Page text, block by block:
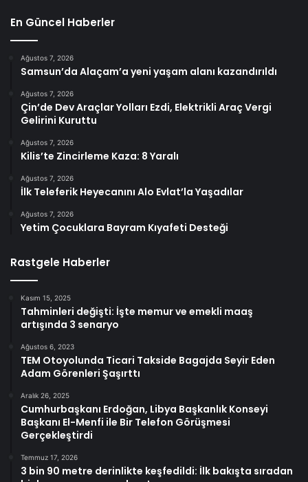
En Güncel Haberler
Ağustos 7, 2026
Samsun’da Alaçam’a yeni yaşam alanı kazandırıldı
Ağustos 7, 2026
Çin’de Dev Araçlar Yolları Ezdi, Elektrikli Araç Vergi
Gelirini Kuruttu
Ağustos 7, 2026
Kilis’te Zincirleme Kaza: 8 Yaralı
Ağustos 7, 2026
İlk Teleferik Heyecanını Alo Evlat’la Yaşadılar
Ağustos 7, 2026
Yetim Çocuklara Bayram Kıyafeti Desteği
Rastgele Haberler
Kasım 15, 2025
Tahminleri değişti: İşte memur ve emekli maaş
artışında 3 senaryo
Ağustos 6, 2023
TEM Otoyolunda Ticari Takside Bagajda Seyir Eden
Adam Görenleri Şaşırttı
Aralık 26, 2025
Cumhurbaşkanı Erdoğan, Libya Başkanlık Konseyi
Başkanı El-Menfi ile Bir Telefon Görüşmesi
Gerçekleştirdi
Temmuz 17, 2026
3 bin 90 metre derinlikte keşfedildi: İlk bakışta sıradan